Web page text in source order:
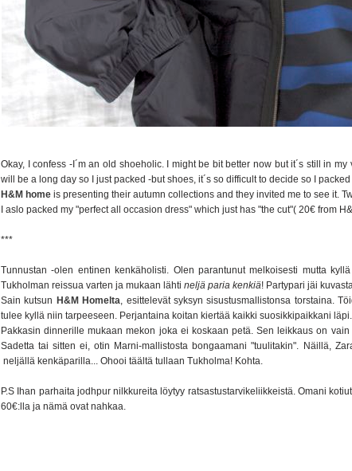
Okay, I confess -I´m an old shoeholic. I might be bit better now but it´s still in
will be a long day so I just packed -but shoes, it´s so difficult to decide so I packed
H&M home is presenting their autumn collections and they invited me to see it.
I aslo packed my "perfect all occasion dress" which just has "the cut"( 20€ from
***
Tunnustan -olen entinen kenkäholisti. Olen parantunut melkoisesti mutta
Tukholman reissua varten ja mukaan lähti neljä paria kenkiä! Partypari jäi
Sain kutsun H&M Homelta, esittelevät syksyn sisustusmallistonsa torstaina.
tulee kyllä niin tarpeeseen. Perjantaina koitan kiertää kaikki suosikkipaikkani läpi.
Pakkasin dinnerille mukaan mekon joka ei koskaan petä. Sen leikkaus on
Sadetta tai sitten ei, otin Marni-mallistosta bongaamani "tuulitakin". Näillä,
neljällä kenkäparilla... Ohooi täältä tullaan Tukholma! Kohta.
P.S Ihan parhaita jodhpur nilkkureita löytyy ratsastustarvikeliikkeistä. Omani
60€:lla ja nämä ovat nahkaa.